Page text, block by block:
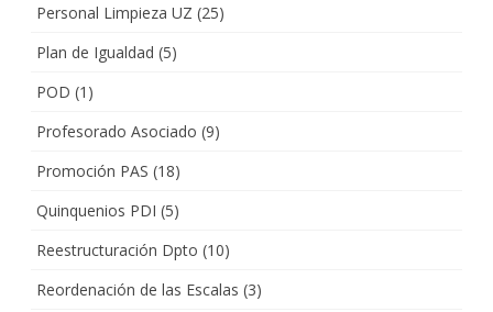
Personal Limpieza UZ (25)
Plan de Igualdad (5)
POD (1)
Profesorado Asociado (9)
Promoción PAS (18)
Quinquenios PDI (5)
Reestructuración Dpto (10)
Reordenación de las Escalas (3)